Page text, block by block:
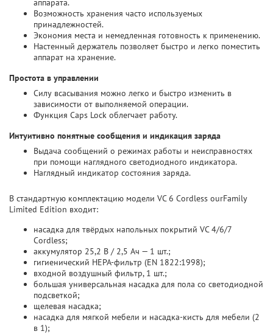
аппарата.
Возможность хранения часто используемых
принадлежностей.
Экономия места и немедленная готовность к применению.
Настенный держатель позволяет быстро и легко поместить
аппарат на хранение.
Простота в управлении
Силу всасывания можно легко и быстро изменить в
зависимости от выполняемой операции.
Функция Caps Lock облегчает работу.
Интуитивно понятные сообщения и индикация заряда
Выдача сообщений о режимах работы и неисправностях
при помощи наглядного светодиодного индикатора.
Наглядный индикатор состояния заряда.
В стандартную комплектацию модели VC 6 Cordless ourFamily
Limited Edition входит:
насадка для твёрдых напольных покрытий VC 4/6/7
Cordless;
аккумулятор 25,2 В / 2,5 Ач — 1 шт.;
гигиенический HEPA-фильтр (EN 1822:1998);
входной воздушный фильтр, 1 шт.;
большая универсальная насадка для пола со светодиодной
подсветкой;
щелевая насадка;
насадка для мягкой мебели и насадка-кисть для мебели (2
в 1);